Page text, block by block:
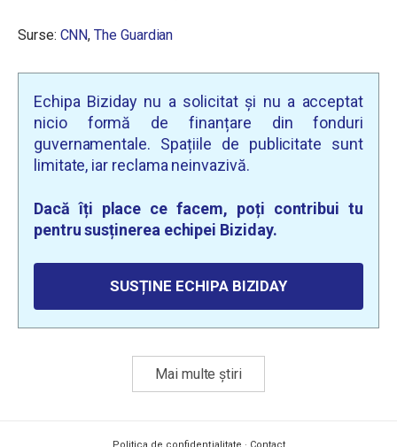
Surse: CNN,The Guardian
Echipa Biziday nu a solicitat și nu a acceptat
nicio formă de finanțare din fonduri
guvernamentale. Spațiile de publicitate sunt
limitate, iar reclama neinvazivă.
Dacă îți place ce facem, poți contribui tu
pentru susținerea echipei Biziday.
SUSȚINE ECHIPA BIZIDAY
Mai multe știri